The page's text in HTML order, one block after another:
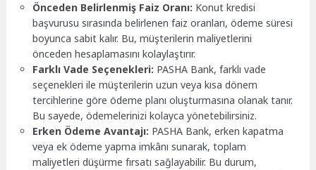
Önceden Belirlenmiş Faiz Oranı: Konut kredisi
başvurusu sırasında belirlenen faiz oranları, ödeme süresi
boyunca sabit kalır. Bu, müşterilerin maliyetlerini
önceden hesaplamasını kolaylaştırır.
Farklı Vade Seçenekleri: PASHA Bank, farklı vade
seçenekleri ile müşterilerin uzun veya kısa dönem
tercihlerine göre ödeme planı oluşturmasına olanak tanır.
Bu sayede, ödemelerinizi kolayca yönetebilirsiniz.
Erken Ödeme Avantajı: PASHA Bank, erken kapatma
veya ek ödeme yapma imkânı sunarak, toplam
maliyetleri düşürme fırsatı sağlayabilir. Bu durum,